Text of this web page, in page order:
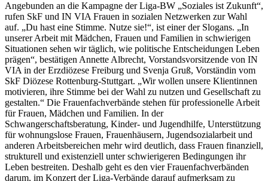
Angebunden an die Kampagne der Liga-BW „Soziales ist Zukunft“,
rufen SkF und IN VIA Frauen in sozialen Netzwerken zur Wahl
auf. „Du hast eine Stimme. Nutze sie!“, ist einer der Slogans. „In
unserer Arbeit mit Mädchen, Frauen und Familien in schwierigen
Situationen sehen wir täglich, wie politische Entscheidungen Leben
prägen“, bestätigen Annette Albrecht, Vorstandsvorsitzende von IN
VIA in der Erzdiözese Freiburg und Svenja Gruß, Vorständin vom
SkF Diözese Rottenburg-Stuttgart. „Wir wollen unsere Klientinnen
motivieren, ihre Stimme bei der Wahl zu nutzen und Gesellschaft zu
gestalten.“ Die Frauenfachverbände stehen für professionelle Arbeit
für Frauen, Mädchen und Familien. In der
Schwangerschaftsberatung, Kinder- und Jugendhilfe, Unterstützung
für wohnungslose Frauen, Frauenhäusern, Jugendsozialarbeit und
anderen Arbeitsbereichen mehr wird deutlich, dass Frauen finanziell,
strukturell und existenziell unter schwierigeren Bedingungen ihr
Leben bestreiten. Deshalb geht es den vier Frauenfachverbänden
darum, im Konzert der Liga-Verbände darauf aufmerksam zu